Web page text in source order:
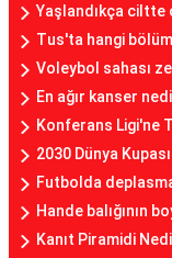
Yaşlandıkça ciltte
Tus'ta hangi
Voleybol sahası
En ağır kanser
Konferans Ligi'ne
2030 Dünya
Futbolda
Hande balığının
Kanıt Piramidi